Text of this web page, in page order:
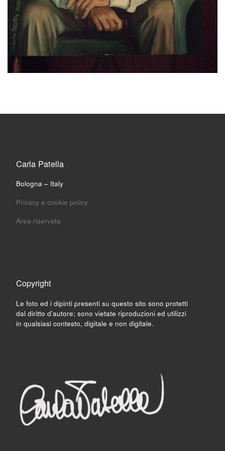
Carla Patella
Bologna – Italy
Privacy e cookie policy
Area riservata
Copyright
Le foto ed i dipinti presenti su questo sito sono protetti
dal diritto d’autore; sono vietate riproduzioni ed utilizzi
in qualsiasi contesto, digitale e non digitale.